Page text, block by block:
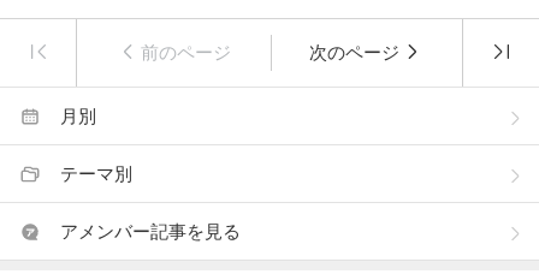
前のページ 次のページ
月別
テーマ別
アメンバー記事を見る